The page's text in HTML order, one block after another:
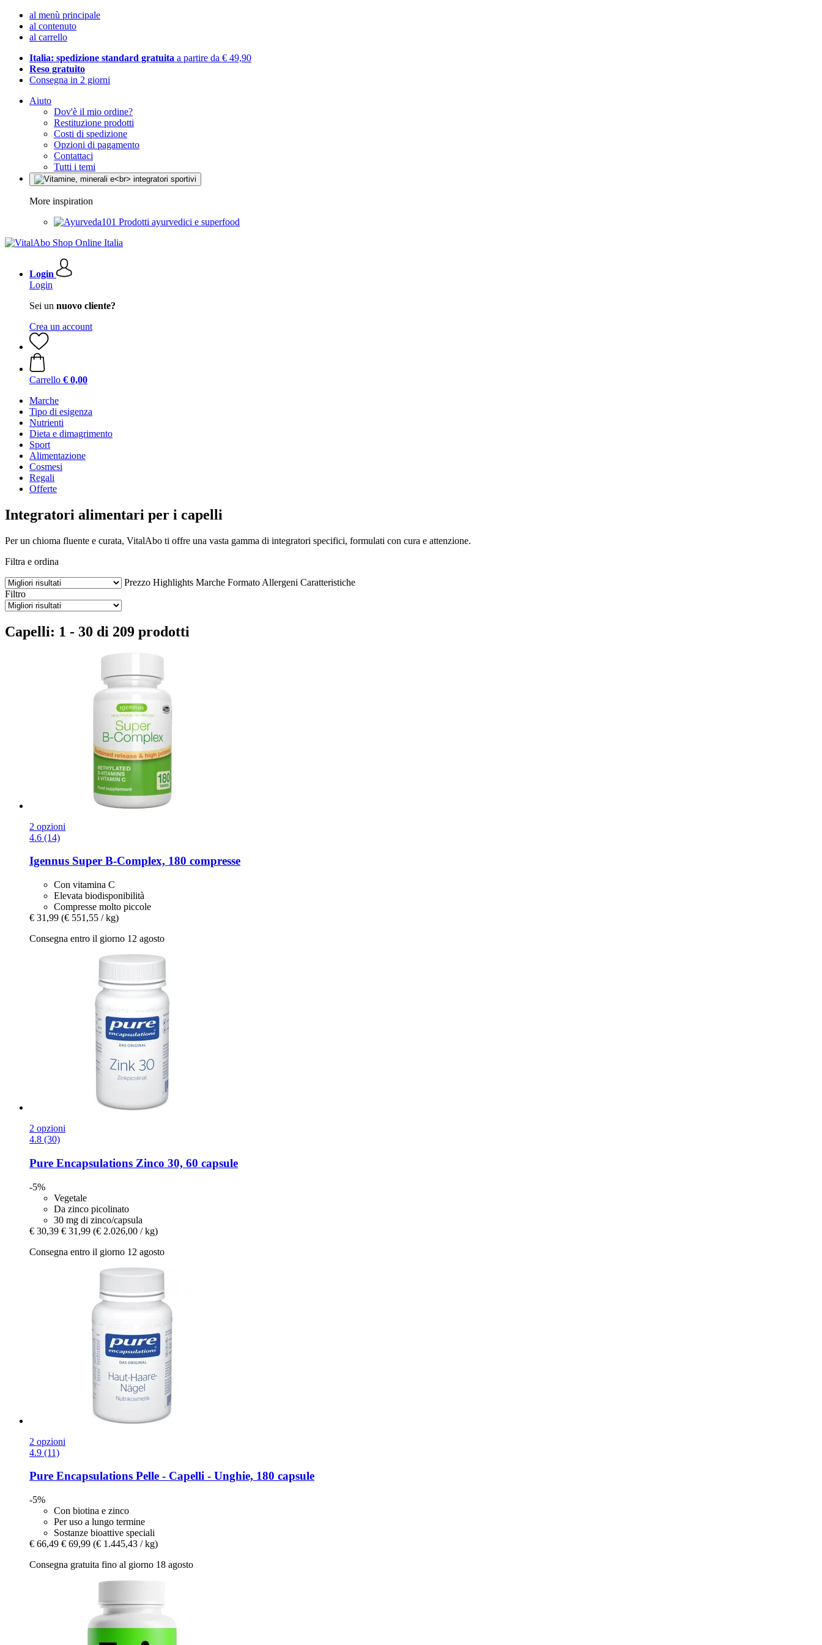
al menù principale
al contenuto
al carrello
Italia: spedizione standard gratuita a partire da € 49,90
Reso gratuito
Consegna in 2 giorni
Aiuto
Dov'è il mio ordine?
Restituzione prodotti
Costi di spedizione
Opzioni di pagamento
Contattaci
Tutti i temi
More inspiration
Prodotti ayurvedici e superfood
Login
Login
Sei un nuovo cliente?
Crea un account
Carrello € 0,00
Marche
Tipo di esigenza
Nutrienti
Dieta e dimagrimento
Sport
Alimentazione
Cosmesi
Regali
Offerte
Integratori alimentari per i capelli
Per un chioma fluente e curata, VitalAbo ti offre una vasta gamma di integratori specifici, formulati con cura e attenzione.
Filtra e ordina
Prezzo Highlights Marche Formato Allergeni Caratteristiche
Filtro
Capelli: 1 - 30 di 209 prodotti
2 opzioni
4.6 (14)
Igennus Super B-​Complex, 180 compresse
Con vitamina C
Elevata biodisponibilità
Compresse molto piccole
€ 31,99 (€ 551,55 / kg)
Consegna entro il giorno 12 agosto
2 opzioni
4.8 (30)
Pure Encapsulations Zinco 30, 60 capsule
-5%
Vegetale
Da zinco picolinato
30 mg di zinco/capsula
€ 30,39 € 31,99 (€ 2.026,00 / kg)
Consegna entro il giorno 12 agosto
2 opzioni
4.9 (11)
Pure Encapsulations Pelle -​ Capelli -​ Unghie, 180 capsule
-5%
Con biotina e zinco
Per uso a lungo termine
Sostanze bioattive speciali
€ 66,49 € 69,99 (€ 1.445,43 / kg)
Consegna gratuita fino al giorno 18 agosto